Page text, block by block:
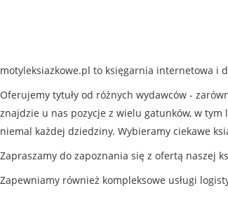
motyleksiazkowe.pl to księgarnia internetowa i
Oferujemy tytuły od różnych wydawców -
znajdzie u nas pozycje z wielu gatunków, w
niemal każdej dziedziny. Wybieramy ciekawe
Zapraszamy do zapoznania się z ofertą naszej
Zapewniamy również kompleksowe usługi